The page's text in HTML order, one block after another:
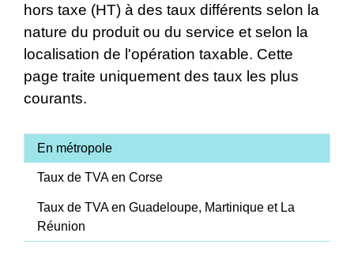
hors taxe (HT) à des taux différents selon la
nature du produit ou du service et selon la
localisation de l'opération taxable. Cette
page traite uniquement des taux les plus
courants.
En métropole
Taux de TVA en Corse
Taux de TVA en Guadeloupe, Martinique et La
Réunion